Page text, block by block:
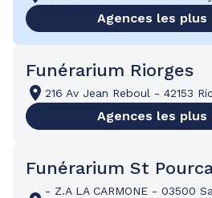
Agences les plus
Funérarium Riorges
216 Av Jean Reboul - 42153
Agences les plus
Funérarium St
- Z.A LA CARMONE - 03500